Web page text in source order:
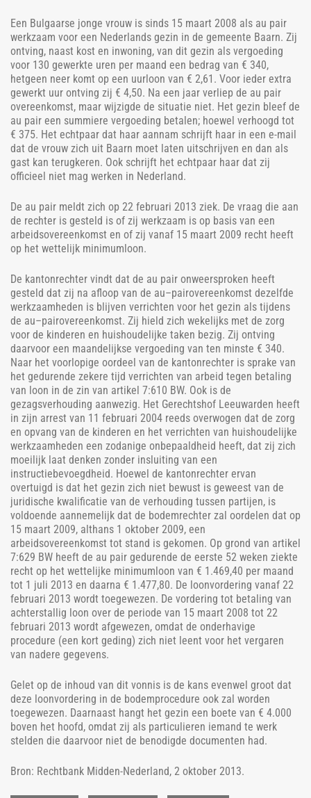
Een Bulgaarse jonge vrouw is sinds 15 maart 2008 als au pair
werkzaam voor een Nederlands gezin in de gemeente Baarn. Zij
ontving, naast kost en inwoning, van dit gezin als vergoeding
voor 130 gewerkte uren per maand een bedrag van € 340,
hetgeen neer komt op een uurloon van € 2,61. Voor ieder extra
gewerkt uur ontving zij € 4,50. Na een jaar verliep de au pair
overeenkomst, maar wijzigde de situatie niet. Het gezin bleef de
au pair een summiere vergoeding betalen; hoewel verhoogd tot
€ 375. Het echtpaar dat haar aannam schrijft haar in een e-mail
dat de vrouw zich uit Baarn moet laten uitschrijven en dan als
gast kan terugkeren. Ook schrijft het echtpaar haar dat zij
officieel niet mag werken in Nederland.
De au pair meldt zich op 22 februari 2013 ziek. De vraag die aan
de rechter is gesteld is of zij werkzaam is op basis van een
arbeidsovereenkomst en of zij vanaf 15 maart 2009 recht heeft
op het wettelijk minimumloon.
De kantonrechter vindt dat de au pair onweersproken heeft
gesteld dat zij na afloop van de au–pairovereenkomst dezelfde
werkzaamheden is blijven verrichten voor het gezin als tijdens
de au–pairovereenkomst. Zij hield zich wekelijks met de zorg
voor de kinderen en huishoudelijke taken bezig. Zij ontving
daarvoor een maandelijkse vergoeding van ten minste € 340.
Naar het voorlopige oordeel van de kantonrechter is sprake van
het gedurende zekere tijd verrichten van arbeid tegen betaling
van loon in de zin van artikel 7:610 BW. Ook is de
gezagsverhouding aanwezig. Het Gerechtshof Leeuwarden heeft
in zijn arrest van 11 februari 2004 reeds overwogen dat de zorg
en opvang van de kinderen en het verrichten van huishoudelijke
werkzaamheden een zodanige onbepaaldheid heeft, dat zij zich
moeilijk laat denken zonder insluiting van een
instructiebevoegdheid. Hoewel de kantonrechter ervan
overtuigd is dat het gezin zich niet bewust is geweest van de
juridische kwalificatie van de verhouding tussen partijen, is
voldoende aannemelijk dat de bodemrechter zal oordelen dat op
15 maart 2009, althans 1 oktober 2009, een
arbeidsovereenkomst tot stand is gekomen. Op grond van artikel
7:629 BW heeft de au pair gedurende de eerste 52 weken ziekte
recht op het wettelijke minimumloon van € 1.469,40 per maand
tot 1 juli 2013 en daarna € 1.477,80. De loonvordering vanaf 22
februari 2013 wordt toegewezen. De vordering tot betaling van
achterstallig loon over de periode van 15 maart 2008 tot 22
februari 2013 wordt afgewezen, omdat de onderhavige
procedure (een kort geding) zich niet leent voor het vergaren
van nadere gegevens.
Gelet op de inhoud van dit vonnis is de kans evenwel groot dat
deze loonvordering in de bodemprocedure ook zal worden
toegewezen. Daarnaast hangt het gezin een boete van € 4.000
boven het hoofd, omdat zij als particulieren iemand te werk
stelden die daarvoor niet de benodigde documenten had.
Bron: Rechtbank Midden-Nederland, 2 oktober 2013.